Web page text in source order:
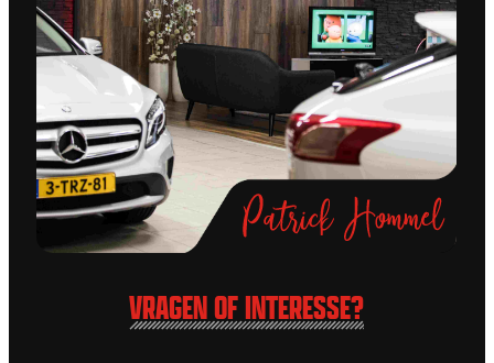
VRAGEN OF INTERESSE?